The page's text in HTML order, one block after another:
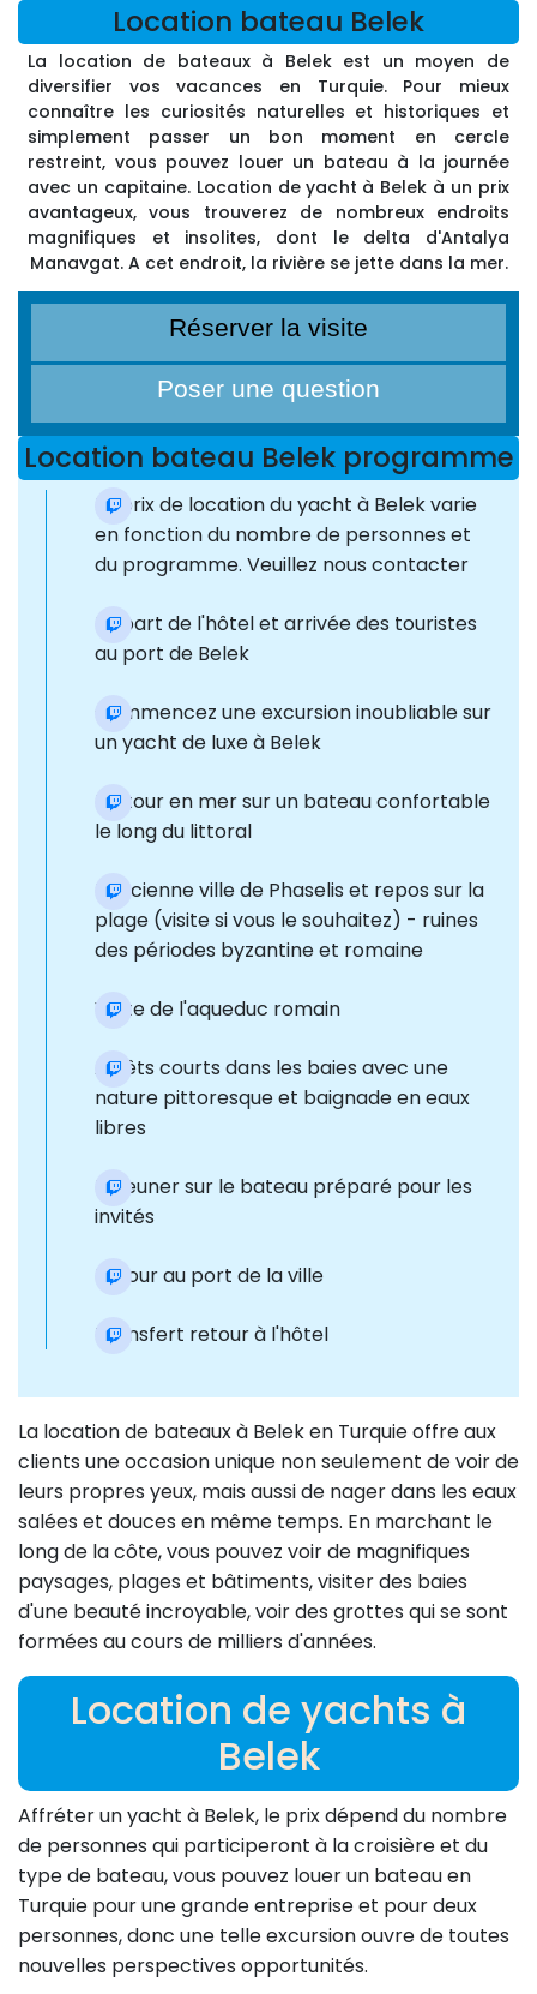
Location bateau Belek
La location de bateaux à Belek est un moyen de
diversifier vos vacances en Turquie. Pour mieux
connaître les curiosités naturelles et historiques et
simplement passer un bon moment en cercle
restreint, vous pouvez louer un bateau à la journée
avec un capitaine. Location de yacht à Belek à un prix
avantageux, vous trouverez de nombreux endroits
magnifiques et insolites, dont le delta d'Antalya
Manavgat. A cet endroit, la rivière se jette dans la mer.
Réserver la visite
Poser une question
Location bateau Belek programme
Le prix de location du yacht à Belek varie
en fonction du nombre de personnes et
du programme. Veuillez nous contacter
Départ de l'hôtel et arrivée des touristes
au port de Belek
Commencez une excursion inoubliable sur
un yacht de luxe à Belek
Un tour en mer sur un bateau confortable
le long du littoral
L'ancienne ville de Phaselis et repos sur la
plage (visite si vous le souhaitez) - ruines
des périodes byzantine et romaine
Visite de l'aqueduc romain
Arrêts courts dans les baies avec une
nature pittoresque et baignade en eaux
libres
Déjeuner sur le bateau préparé pour les
invités
Retour au port de la ville
Transfert retour à l'hôtel
La location de bateaux à Belek en Turquie offre aux
clients une occasion unique non seulement de voir de
leurs propres yeux, mais aussi de nager dans les eaux
salées et douces en même temps. En marchant le
long de la côte, vous pouvez voir de magnifiques
paysages, plages et bâtiments, visiter des baies
d'une beauté incroyable, voir des grottes qui se sont
formées au cours de milliers d'années.
Location de yachts à
Belek
Affréter un yacht à Belek, le prix dépend du nombre
de personnes qui participeront à la croisière et du
type de bateau, vous pouvez louer un bateau en
Turquie pour une grande entreprise et pour deux
personnes, donc une telle excursion ouvre de toutes
nouvelles perspectives opportunités.